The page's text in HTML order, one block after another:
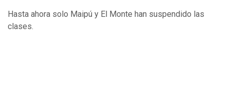
Hasta ahora solo Maipú y El Monte han suspendido las
clases.